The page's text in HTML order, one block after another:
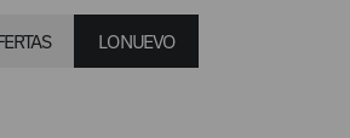
LO NUEVO